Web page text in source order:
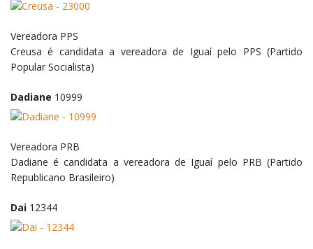
Vereadora PPS
Creusa é candidata a vereadora de Iguaí pelo PPS (Partido
Popular Socialista)
Dadiane 10999
Vereadora PRB
Dadiane é candidata a vereadora de Iguaí pelo PRB (Partido
Republicano Brasileiro)
Dai 12344